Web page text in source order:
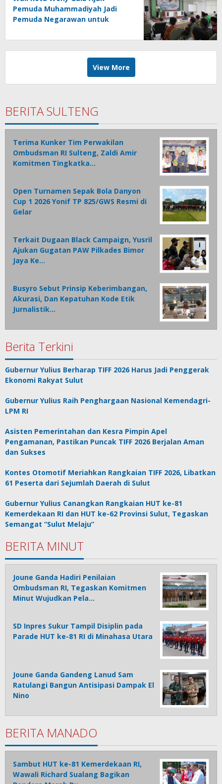
Pemuda Muhammadiyah Jadi
Pemuda Negarawan untuk
View More
BERITA SULTENG
Terima Kunker Tim Perwakilan
Ombudsman RI Sulteng, Zaldi Amir
Komitmen Tingkatka…
Open Turnamen Sepak Bola Danyon
Cup 1 2026 Yonif TP 825/GWS Resmi di
Gelar
Terkait Dugaan Black Campaign, Yusril
Ajukan Gugatan PAW Pilkades Bimor
Jaya Ke…
Busyro Sebut Prinsip Keberimbangan,
Akurasi, Dan Kepatuhan Kode Etik
Jurnalistik…
Berita Terkini
Gubernur Yulius Berharap TIFF 2026 Harus Jadi Penggerak
Ekonomi Rakyat Sulut
Gubernur Yulius Raih Penghargaan Nasional Kemendagri-
LPM RI
Asisten Pemerintahan dan Kesra Pimpin Apel
Pengamanan, Pastikan Puncak TIFF 2026 Berjalan Aman
dan Sukses
Kontes Otomotif Meriahkan Rangkaian TIFF 2026, Libatkan
61 Peserta dari Sejumlah Daerah di Sulut
Gubernur Yulius Canangkan Rangkaian HUT ke-81
Kemerdekaan RI dan HUT ke-62 Provinsi Sulut, Tegaskan
Semangat “Sulut Melaju”
BERITA MINUT
Joune Ganda Hadiri Penilaian
Ombudsman RI, Tegaskan Komitmen
Minut Wujudkan Pela…
SD Inpres Sukur Tampil Disiplin pada
Parade HUT ke-81 RI di Minahasa Utara
Joune Ganda Gandeng Lanud Sam
Ratulangi Bangun Antisipasi Dampak El
Nino
BERITA MANADO
Sambut HUT ke-81 Kemerdekaan RI,
Wawali Richard Sualang Bagikan